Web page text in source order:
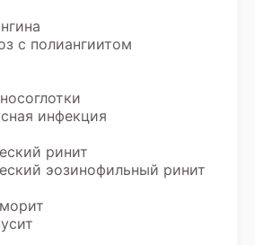
с полиангиитом
инфекция
ринит
эозинофильный ринит